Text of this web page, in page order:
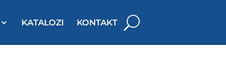
KATALOZI KONTAKT